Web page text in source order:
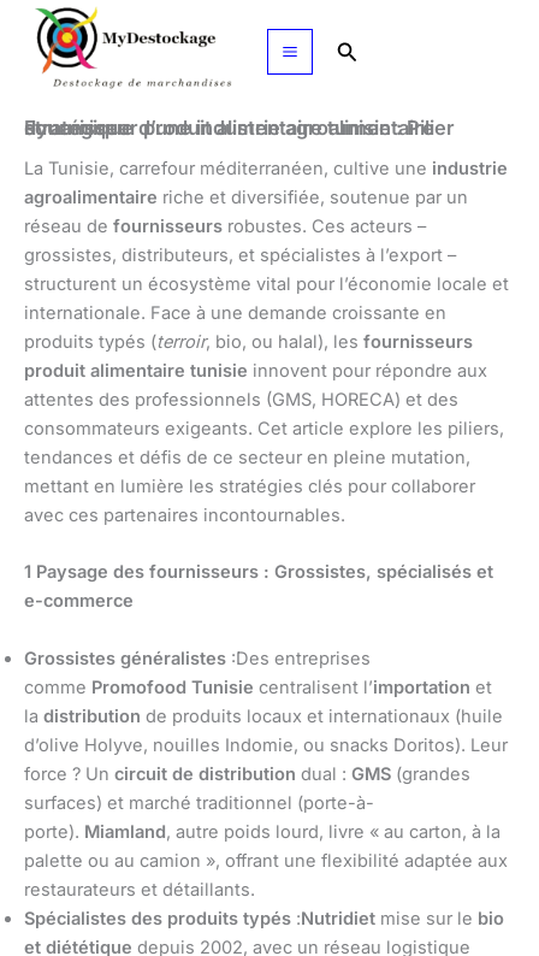
Aller
contenu
Rechercher
Fournisseur produit alimentaire tunisie : Pilier stratégique d’une industrie agroalimentaire dynamique
La Tunisie, carrefour méditerranéen, cultive une industrie
agroalimentaire riche et diversifiée, soutenue par un
réseau de fournisseurs robustes. Ces acteurs –
grossistes, distributeurs, et spécialistes à l’export –
structurent un écosystème vital pour l’économie locale et
internationale. Face à une demande croissante en
produits typés (terroir, bio, ou halal), les fournisseurs
produit alimentaire tunisie innovent pour répondre aux
attentes des professionnels (GMS, HORECA) et des
consommateurs exigeants. Cet article explore les piliers,
tendances et défis de ce secteur en pleine mutation,
mettant en lumière les stratégies clés pour collaborer
avec ces partenaires incontournables.
1 Paysage des fournisseurs : Grossistes, spécialisés et
e-commerce
Grossistes généralistes :Des entreprises
comme Promofood Tunisie centralisent l’importation et
la distribution de produits locaux et internationaux (huile
d’olive Holyve, nouilles Indomie, ou snacks Doritos). Leur
force ? Un circuit de distribution dual : GMS (grandes
surfaces) et marché traditionnel (porte-à-
porte). Miamland, autre poids lourd, livre « au carton, à la
palette ou au camion », offrant une flexibilité adaptée aux
restaurateurs et détaillants.
Spécialistes des produits typés :Nutridiet mise sur le bio
et diététique depuis 2002, avec un réseau logistique